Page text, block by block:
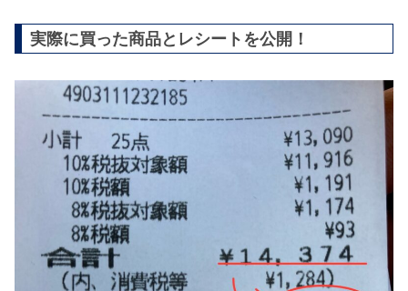
実際に買った商品とレシートを公開！